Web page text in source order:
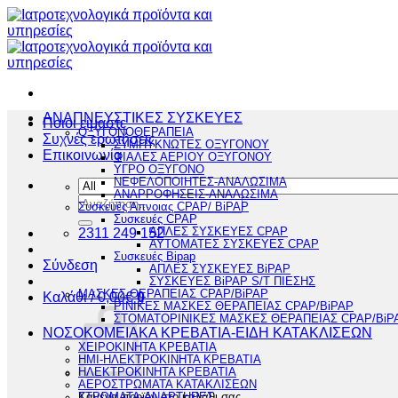
Μετάβαση
στο
περιεχόμενο
Ποιοι είμαστε
Συχνές ερωτήσεις
Επικοινωνία
Αναζήτηση
για:
2311 249 152
Σύνδεση
Καλάθι /0,00€ 0
ΑΝΑΠΝΕΥΣΤΙΚΕΣ ΣΥΣΚΕΥΕΣ
ΟΞΥΓΟΝΟΘΕΡΑΠΕΙΑ
ΣΥΜΠΥΚΝΩΤΕΣ ΟΞΥΓΟΝΟΥ
ΦΙΑΛΕΣ ΑΕΡΙΟΥ ΟΞΥΓΟΝΟΥ
ΥΓΡΟ ΟΞΥΓΟΝΟ
ΝΕΦΕΛΟΠΟΙΗΤΕΣ-ΑΝΑΛΩΣΙΜΑ
ΑΝΑΡΡΟΦΗΣΕΙΣ-ΑΝΑΛΩΣΙΜΑ
Συσκευές Άπνοιας CPAP/ BiPAP
Συσκευές CPAP
ΑΠΛΕΣ ΣΥΣΚΕΥΕΣ CPAP
ΑΥΤΟΜΑΤΕΣ ΣΥΣΚΕΥΕΣ CPAP
Συσκευές Bipap
ΑΠΛΕΣ ΣΥΣΚΕΥΕΣ BiPAP
ΣΥΣΚΕΥΕΣ BiPAP S/T ΠΙΕΣΗΣ
ΜΑΣΚΕΣ ΘΕΡΑΠΕΙΑΣ CPAP/BiPAP
ΡΙΝΙΚΕΣ ΜΑΣΚΕΣ ΘΕΡΑΠΕΙΑΣ CPAP/BiPAP
ΣΤΟΜΑΤΟΡΙΝΙΚΕΣ ΜΑΣΚΕΣ ΘΕΡΑΠΕΙΑΣ CPAP/
ΝΟΣΟΚΟΜΕΙΑΚΑ ΚΡΕΒΑΤΙΑ-ΕΙΔΗ ΚΑΤΑΚΛΙΣΕΩΝ
ΧΕΙΡΟΚΙΝΗΤΑ ΚΡΕΒΑΤΙΑ
ΗΜΙ-ΗΛΕΚΤΡΟΚΙΝΗΤΑ ΚΡΕΒΑΤΙΑ
ΗΛΕΚΤΡΟΚΙΝΗΤΑ ΚΡΕΒΑΤΙΑ
ΑΕΡΟΣΤΡΩΜΑΤΑ ΚΑΤΑΚΛΙΣΕΩΝ